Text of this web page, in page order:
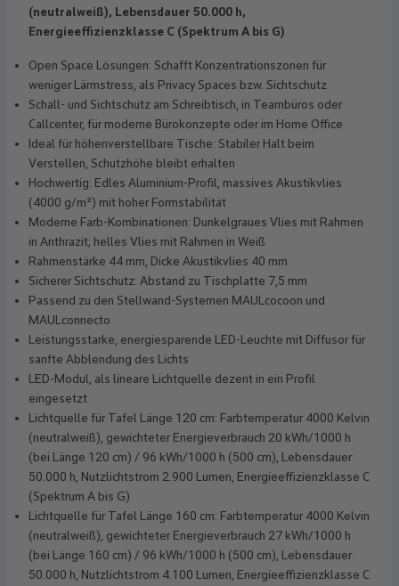
(neutralweiß), Lebensdauer 50.000 h,
Energieeffizienzklasse C (Spektrum A bis G)
Open Space Lösungen: Schafft Konzentrationszonen für
weniger Lärmstress, als Privacy Spaces bzw. Sichtschutz
Schall- und Sichtschutz am Schreibtisch, in Teambüros oder
Callcenter, für moderne Bürokonzepte oder im Home Office
Ideal für höhenverstellbare Tische: Stabiler Halt beim
Verstellen, Schutzhöhe bleibt erhalten
Hochwertig: Edles Aluminium-Profil, massives Akustikvlies
(4000 g/m²) mit hoher Formstabilität
Moderne Farb-Kombinationen: Dunkelgraues Vlies mit Rahmen
in Anthrazit; helles Vlies mit Rahmen in Weiß
Rahmenstärke 44 mm, Dicke Akustikvlies 40 mm
Sicherer Sichtschutz: Abstand zu Tischplatte 7,5 mm
Passend zu den Stellwand-Systemen MAULcocoon und
MAULconnecto
Leistungsstarke, energiesparende LED-Leuchte mit Diffusor für
sanfte Abblendung des Lichts
LED-Modul, als lineare Lichtquelle dezent in ein Profil
eingesetzt
Lichtquelle für Tafel Länge 120 cm: Farbtemperatur 4000 Kelvin
(neutralweiß), gewichteter Energieverbrauch 20 kWh/1000 h
(bei Länge 120 cm) / 96 kWh/1000 h (500 cm), Lebensdauer
50.000 h, Nutzlichtstrom 2.900 Lumen, Energieeffizienzklasse C
(Spektrum A bis G)
Lichtquelle für Tafel Länge 160 cm: Farbtemperatur 4000 Kelvin
(neutralweiß), gewichteter Energieverbrauch 27 kWh/1000 h
(bei Länge 160 cm) / 96 kWh/1000 h (500 cm), Lebensdauer
50.000 h, Nutzlichtstrom 4.100 Lumen, Energieeffizienzklasse C